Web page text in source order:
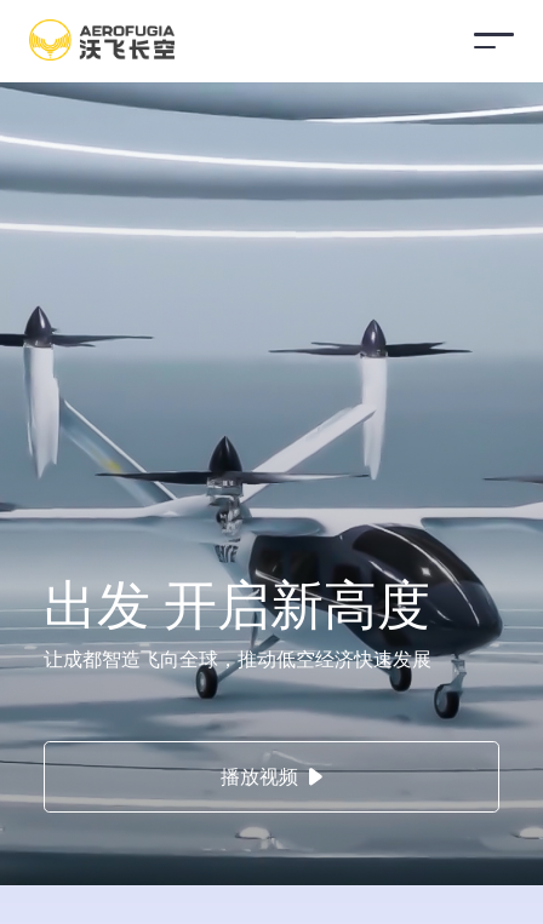
出发 开启新高度
让成都智造飞向全球，推动低空经济快速发展
播放视频